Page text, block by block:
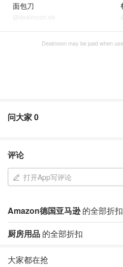
面包刀
@dealmoon.de
Dealmoon may be paid when
问大家0
评论
打开App写评论
Amazon德国亚马逊的全部折扣
厨房用品 的全部折扣
大家都在抢